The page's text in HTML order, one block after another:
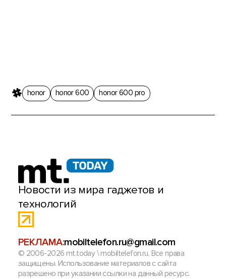
honor honor 600 honor 600 pro
Новости из мира гаджетов и
технологий
РЕКЛАМА:mobiltelefon.ru@gmail.com
© 2006-2026 mt.today \ mobiltelefon.ru. Все права
защищены. Использование материалов с сайта
разрешено при указании ссылки на данный ресурс.